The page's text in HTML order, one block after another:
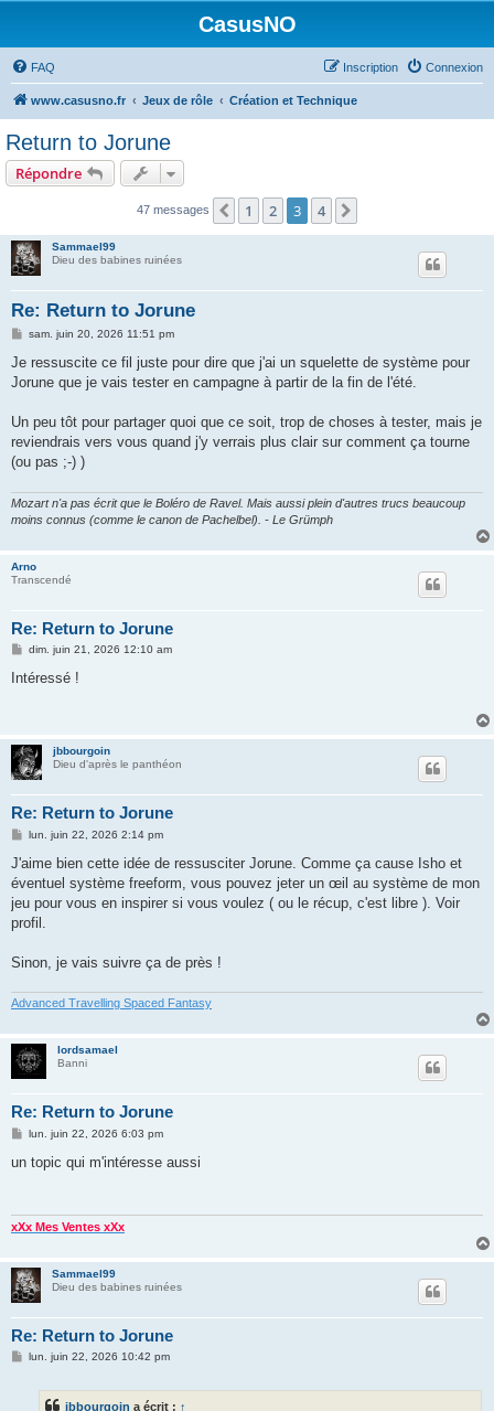
CasusNO
FAQ Connexion
Inscription
www.casusno.fr Jeux de rôle Création et Technique
Return to Jorune
Répondre
47 messages Précédent
1 2 3 4
Sammael99
Dieu des babines ruinées
Re: Return to Jorune
M
s
a
sam. juin 20, 2026 11:51 pm
Je ressuscite ce fil juste pour dire que j'ai un squelette de système pour
Jorune que je vais tester en campagne à partir de la fin de l'été.
Un peu tôt pour partager quoi que ce soit, trop de choses à tester, mais je
reviendrais vers vous quand j'y verrais plus clair sur comment ça tourne
(ou pas ;-) )
Mozart n'a pas écrit que le Boléro de Ravel. Mais aussi plein d'autres trucs beaucoup
moins connus (comme le canon de Pachelbel). - Le Grümph
Arno
Transcendé
Re: Return to Jorune
M
s
dim. juin 21, 2026 12:10 am
Intéressé !
jbbourgoin
Dieu d'après le panthéon
Re: Return to Jorune
M
s
a
g
lun. juin 22, 2026 2:14 pm
J'aime bien cette idée de ressusciter Jorune. Comme ça cause Isho et
éventuel système freeform, vous pouvez jeter un œil au système de mon
jeu pour vous en inspirer si vous voulez ( ou le récup, c'est libre ). Voir
profil.
Sinon, je vais suivre ça de près !
Advanced Travelling Spaced Fantasy
lordsamael
Banni
Re: Return to Jorune
M
s
lun. juin 22, 2026 6:03 pm
un topic qui m'intéresse aussi
xXx Mes Ventes xXx
Sammael99
Dieu des babines ruinées
Re: Return to Jorune
Mlun. juin 22, 2026 10:42 pm
jbbourgoin a écrit : ↑